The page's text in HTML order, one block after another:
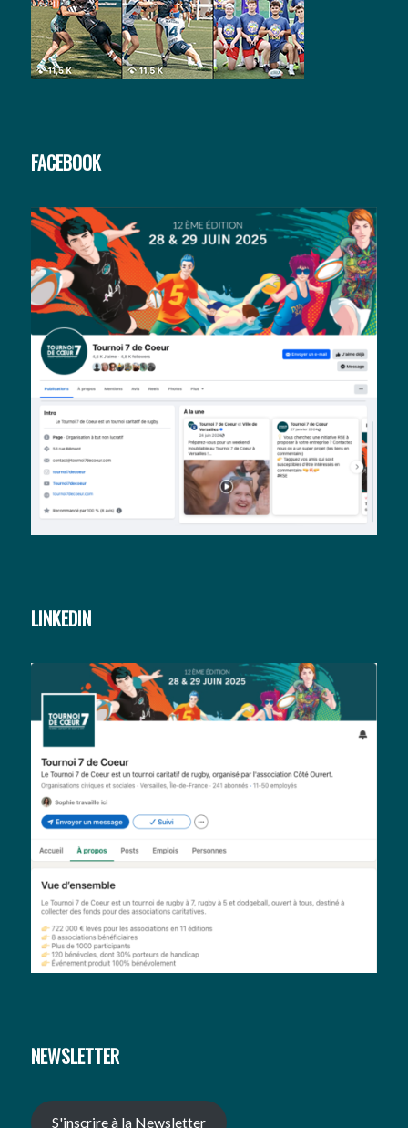
FACEBOOK
LINKEDIN
NEWSLETTER
S'inscrire à la Newsletter